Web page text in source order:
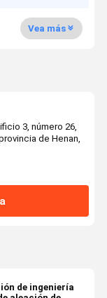
Vea más
3, número 26,
de Henan,
de ingeniería